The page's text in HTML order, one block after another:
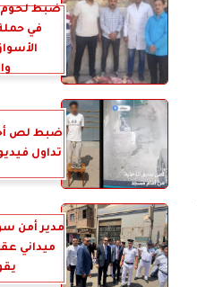
ضبط لحوم
في
ضبط لص
تداول
مدير أمن
ميداني